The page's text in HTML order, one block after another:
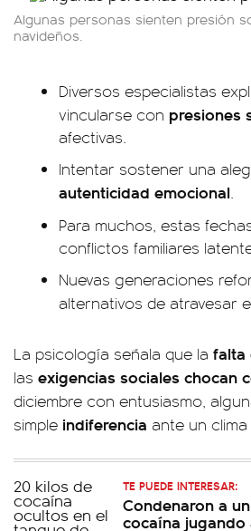
Algunas personas sienten presión
navideños.
Diversos especialistas
vincularse con presiones
afectivas.
Intentar sostener una
autenticidad emocional.
Para muchos, estas
conflictos familiares
Nuevas generaciones
alternativos de atravesar
La psicología señala que la falta
las exigencias sociales chocan
diciembre con entusiasmo,
simple indiferencia ante un
TE PUEDE INTERESAR:
Condenaron a
cocaína